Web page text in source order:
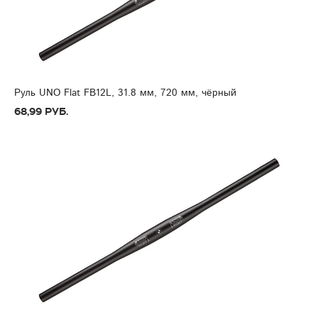
Руль UNO Flat FB12L, 31.8 мм, 720 мм, чёрный
68,99 руб.